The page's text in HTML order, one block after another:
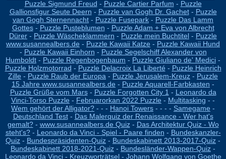
Puzzle Sigmund Freud - Puzzle Cartier Parfum - Puzzle
Gallionsfigur Seute Deern - Puzzle van Gogh Dr. Gachet- Puzzle
van Gogh Sternennacht - Puzzle Fusepark - Puzzle Das Lamm
Gottes- Puzzle Pusteblumen - Puzzle Adam + Eva von Albrecht
Dürer - Puzzle Wäscheklammern - Puzzle mein Buchtitel - Puzzle
www.susannealbers.de - Puzzle Kawaii Katze - Puzzle Kawaii Hund
- Puzzle Kawaii Einhorn - Puzzle Segelschiff Alexander von
Humboldt - Puzzle Regenbogenbaum - Puzzle Giuliano de' Medici -
Puzzle Holzmotorrad - Puzzle Delacroix La Liberté - Puzzle Heinrich
Zille - Puzzle Raub der Europa - Puzzle Jerusalem-Kreuz - Puzzle
15 Jahre www.susannealbers.de - Puzzle Aquarell-Farbkasten -
Puzzle Grüße vom Mars- Puzzle Forgotten City 1 - Leonardo da
Vinci-Torso Puzzle - Februarorkan 2022 Puzzle - Multitasking - -
Wem gehört der Alligator? - - - Hanoi Towers - - - - Samegame -
Deutschland Test- Das Malerquiz der Renaissance - Wer hat's
gemalt?- www.susannealbers.de Quiz - Das Architektur Quiz - Wo
steht's?- Leonardo da Vinci - Spiel - Paare finden - Bundeskanzler-
Quiz - Bundespräsidenten-Quiz - Bundeskabinett 2013-2017-Quiz -
Bundeskabinett 2018-2021-Quiz - Bundesländer-Wappen-Quiz -
Leonardo da Vinci - Kreuzworträtsel- Johann Wolfgang von Goethe